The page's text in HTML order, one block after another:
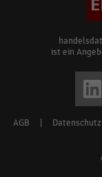
ist ein
Footer
AGB Datenschutz